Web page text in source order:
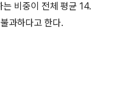
비중이 전체 평균 14.
과하다고 한다.